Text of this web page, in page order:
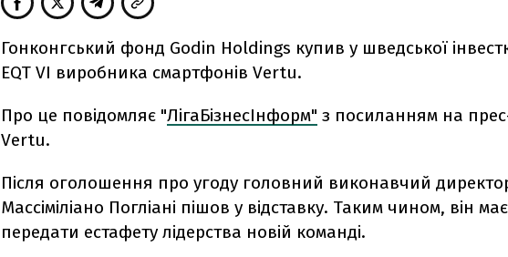
Гонконгський фонд Godin Holdings купив у шведської
EQT VI виробника смартфонів Vertu.
Про це повідомляє "ЛігаБізнесІнформ" з посиланням на
Vertu.
Після оголошення про угоду головний виконавчий
Массіміліано Погліані пішов у відставку. Таким чином, він
передати естафету лідерства новій команді.